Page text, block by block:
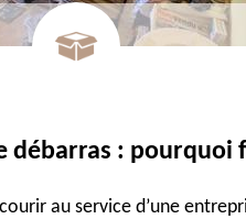
débarras : pourquoi
au service d’une